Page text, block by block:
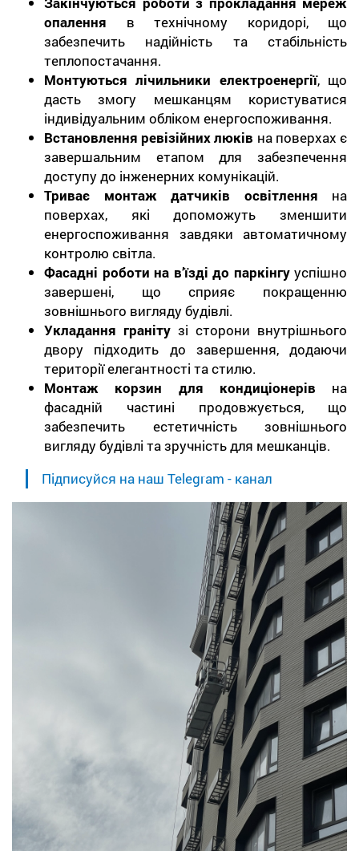
опалення в технічному коридорі, що
забезпечить надійність та стабільність
теплопостачання.
Монтуються лічильники електроенергії, що
дасть змогу мешканцям користуватися
індивідуальним обліком енергоспоживання.
Встановлення ревізійних люків на поверхах є
завершальним етапом для забезпечення
доступу до інженерних комунікацій.
Триває монтаж датчиків освітлення на
поверхах, які допоможуть зменшити
енергоспоживання завдяки автоматичному
контролю світла.
Фасадні роботи на в’їзді до паркінгууспішно
завершені, що сприяє покращенню
зовнішнього вигляду будівлі.
Укладання граніту зі сторони внутрішнього
двору підходить до завершення, додаючи
території елегантності та стилю.
Монтаж корзин для кондиціонерів на
фасадній частині продовжується, що
забезпечить естетичність зовнішнього
вигляду будівлі та зручність для мешканців.
Підписуйся на наш Telegram - канал